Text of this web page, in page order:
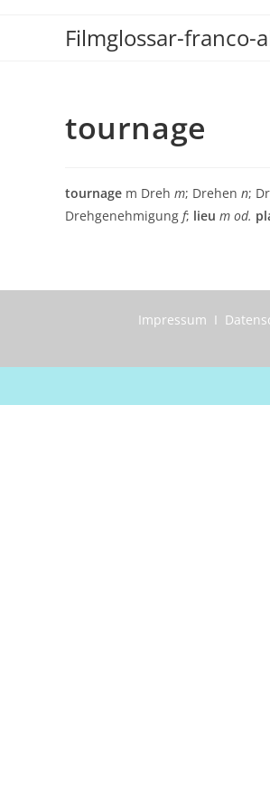
Filmglossar-franco-
tournage
tournage m Dreh m; Drehen n;
Drehgenehmigung f; lieu m od.
Impressum I